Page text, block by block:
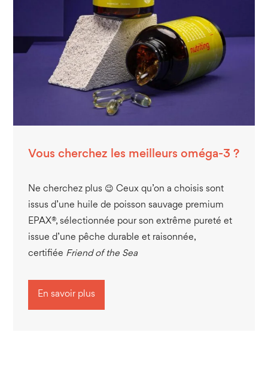
Vous cherchez les meilleurs oméga-3 ?
Ne cherchez plus 😉 Ceux qu’on a choisis sont
issus d’une huile de poisson sauvage premium
EPAX®, sélectionnée pour son extrême pureté et
issue d’une pêche durable et raisonnée,
certifiée Friend of the Sea
En savoir plus